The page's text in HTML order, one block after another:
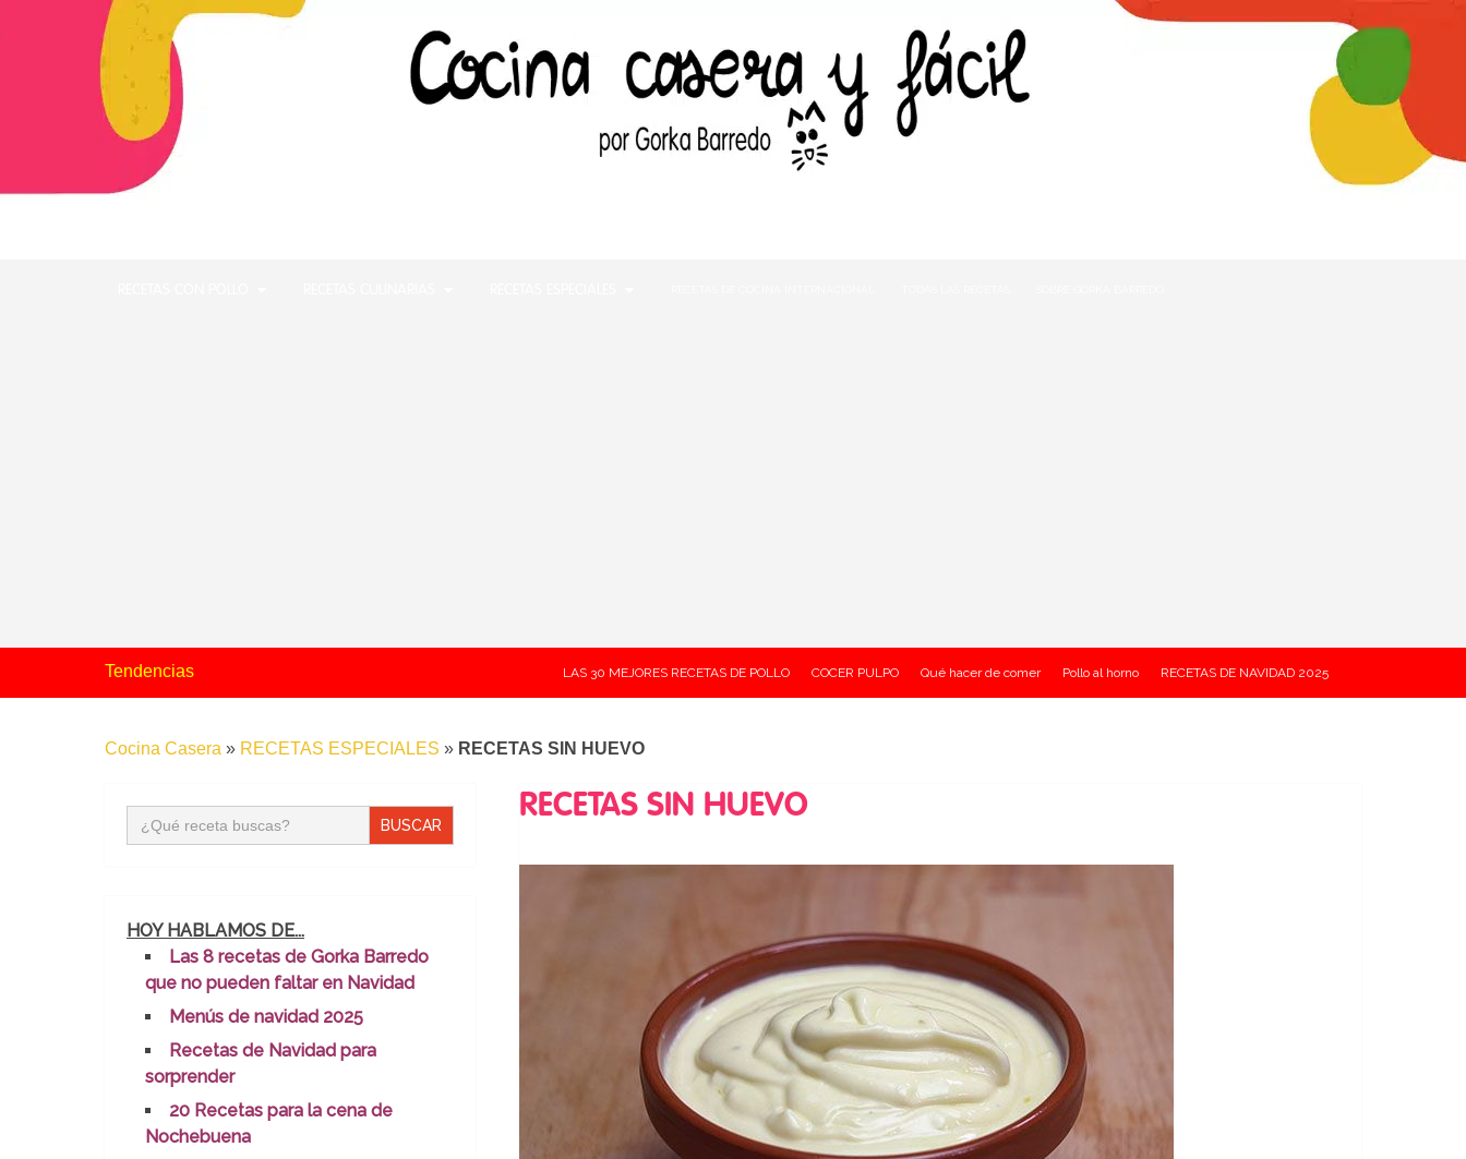
Tendencias LAS 30 MEJORES RECETAS DE POLLO COCER PULPO Qué hacer de comer Pollo al horno RECETAS DE NAVIDAD 2025
Cocina Casera » RECETAS ESPECIALES » RECETAS SIN HUEVO
RECETAS SIN HUEVO
Buscar:
HOY HABLAMOS DE...
Las 8 recetas de Gorka Barredo
que no pueden faltar en Navidad
Menús de navidad 2025
Recetas de Navidad para
sorprender
20 Recetas para la cena de
Nochebuena